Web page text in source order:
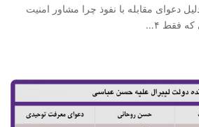
دعوای مقابله با نفوذ چرا مشاور امنیت
فقط ۴…